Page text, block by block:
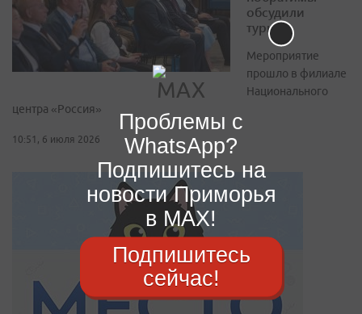
обсудили
туризм
Мероприятие
прошло в филиале
Национального
центра «Россия»
10:51, 6 июля 2026
Проблемы с
WhatsApp?
Подпишитесь на
новости Приморья
в MAX!
Подпишитесь
сейчас!